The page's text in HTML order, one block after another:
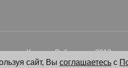
Холода. Работаем с 2012 г.
сайт, Вы соглашаетесь с